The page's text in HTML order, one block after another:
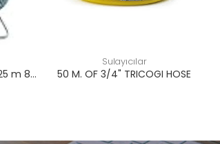
Kit CONCEPT READY 25 m 8004779015670
Sulayıcılar
50 M. OF 3/4" TRICOGI HOSE